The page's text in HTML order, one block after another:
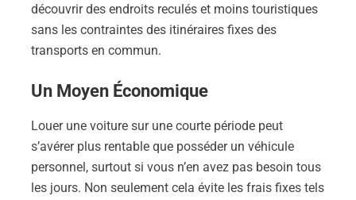
découvrir des endroits reculés et moins touristiques
sans les contraintes des itinéraires fixes des
transports en commun.
Un Moyen Économique
Louer une voiture sur une courte période peut
s’avérer plus rentable que posséder un véhicule
personnel, surtout si vous n’en avez pas besoin tous
les jours. Non seulement cela évite les frais fixes tels